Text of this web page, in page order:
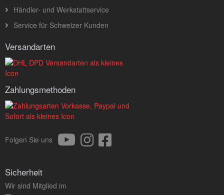
Händler- und Werkstattservice
Service für Schweizer Kunden
Versandarten
Zahlungsmethoden
Folgen Sie uns
Sicherheit
Wir sind Mitglied im